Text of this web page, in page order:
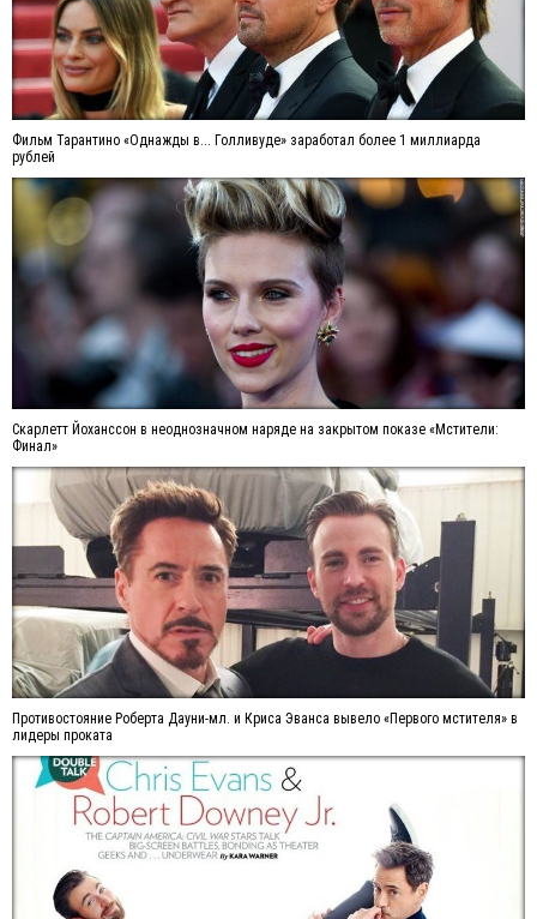
Фильм Тарантино «Однажды в... Голливуде» заработал более 1 миллиарда
рублей
Скарлетт Йоханссон в неоднозначном наряде на закрытом показе «Мстители:
Финал»
Противостояние Роберта Дауни-мл. и Криса Эванса вывело «Первого мстителя» в
лидеры проката